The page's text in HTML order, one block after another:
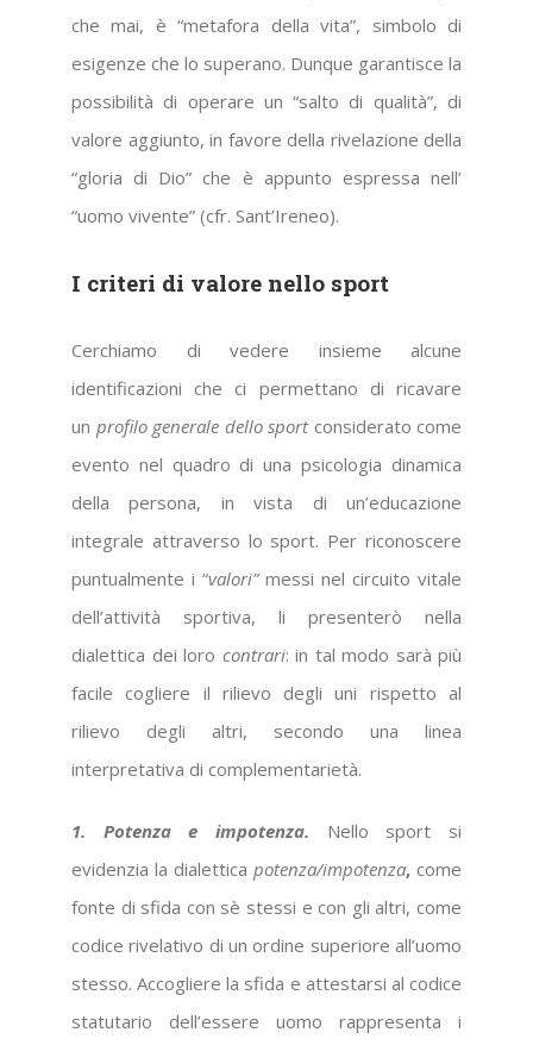
che mai, è “metafora della vita”, simbolo di
esigenze che lo superano. Dunque garantisce la
possibilità di operare un “salto di qualità”, di
valore aggiunto, in favore della rivelazione della
“gloria di Dio” che è appunto espressa nell’
“uomo vivente” (cfr. Sant’Ireneo).
I criteri di valore nello sport
Cerchiamo di vedere insieme alcune
identificazioni che ci permettano di ricavare
un profilo generale dello sportconsiderato come
evento nel quadro di una psicologia dinamica
della persona, in vista di un’educazione
integrale attraverso lo sport. Per riconoscere
puntualmente i “valori”messi nel circuito vitale
dell’attività sportiva, li presenterò nella
dialettica dei loro contrari: in tal modo sarà più
facile cogliere il rilievo degli uni rispetto al
rilievo degli altri, secondo una linea
interpretativa di complementarietà.
1. Potenza e impotenza. Nello sport si
evidenzia la dialettica potenza/impotenza, come
fonte di sfida con sè stessi e con gli altri, come
codice rivelativo di un ordine superiore all’uomo
stesso. Accogliere la sfida e attestarsi al codice
statutario dell’essere uomo rappresenta i